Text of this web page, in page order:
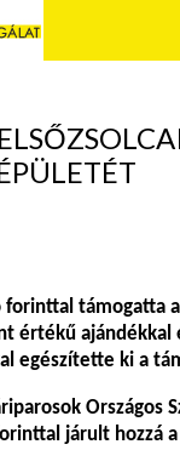
forinttal támogatta
értékű ajándékkal
egészítette ki a
Országos
járult hozzá